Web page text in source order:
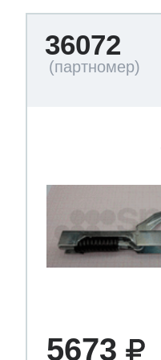
36072
5673